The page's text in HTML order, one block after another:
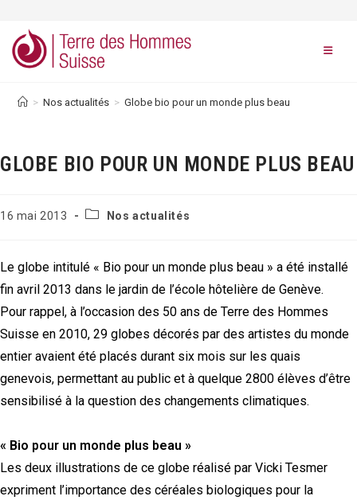
content
> Nos actualités > Globe bio pour un monde plus beau
GLOBE BIO POUR UN MONDE PLUS BEAU
Publication
16 mai 2013
PostNos actualités
Le globe intitulé « Bio pour un monde plus beau » a été installé
fin avril 2013 dans le jardin de l’école hôtelière de Genève.
Pour rappel, à l’occasion des 50 ans de Terre des Hommes
Suisse en 2010, 29 globes décorés par des artistes du monde
entier avaient été placés durant six mois sur les quais
genevois, permettant au public et à quelque 2800 élèves d’être
sensibilisé à la question des changements climatiques.
« Bio pour un monde plus beau »
Les deux illustrations de ce globe réalisé par Vicki Tesmer
expriment l’importance des céréales biologiques pour la